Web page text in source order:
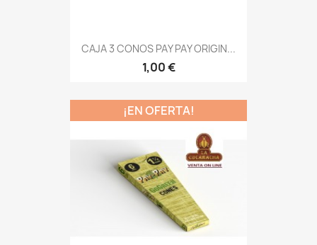
CAJA 3 CONOS PAY PAY ORIGIN...
1,00 €
¡EN OFERTA!